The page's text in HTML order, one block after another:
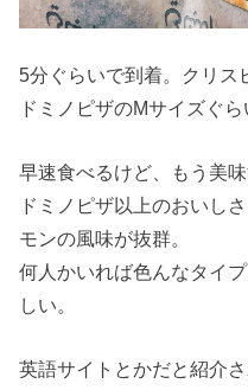
5分ぐらいで到着。クリス
ドミノピザのMサイズぐ
早速食べるけど、もう美
ドミノピザ以上のおいし
モンの風味が抜群。
何人かいれば色んなタイ
しい。
英語サイトとかだと紹介